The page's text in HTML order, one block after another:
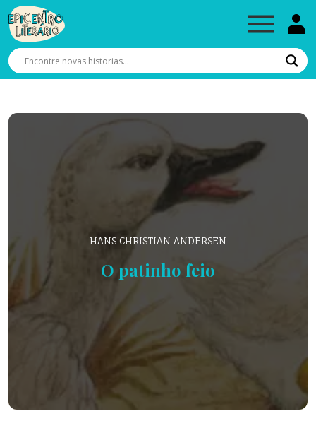
HANS CHRISTIAN ANDERSEN
O patinho feio